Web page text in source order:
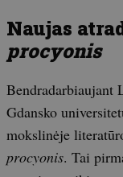
Naujas
procyonis
Bendradarbiaujant
Gdansko
mokslinėje
procyonis. Tai